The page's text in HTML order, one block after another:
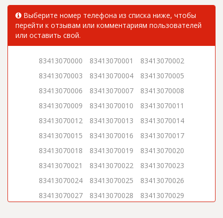
Выберите номер телефона из списка ниже, чтобы
перейти к отзывам или комментариям пользователей
или оставить свой.
83413070000 83413070001
83413070002
83413070003
83413070004
83413070005
83413070006
83413070007
83413070008
83413070009
83413070010
83413070011
83413070012
83413070013
83413070014
83413070015
83413070016
83413070017
83413070018
83413070019
83413070020
83413070021
83413070022
83413070023
83413070024
83413070025
83413070026
83413070027
83413070028
83413070029